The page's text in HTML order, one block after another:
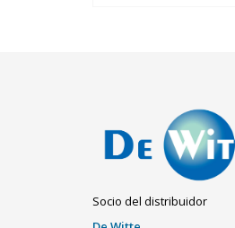
Socio del distribuidor